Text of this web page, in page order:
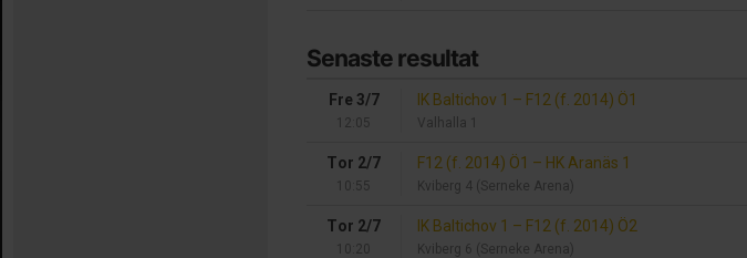
Senaste resultat
Fre 3/7
12:05
IK Baltichov 1 – F12 (f. 2014) Ö1
Valhalla 1
Tor 2/7
10:55
F12 (f. 2014) Ö1 – HK Aranäs 1
Kviberg 4 (Serneke Arena)
Tor 2/7
10:20
IK Baltichov 1 – F12 (f. 2014) Ö2
Kviberg 6 (Serneke Arena)